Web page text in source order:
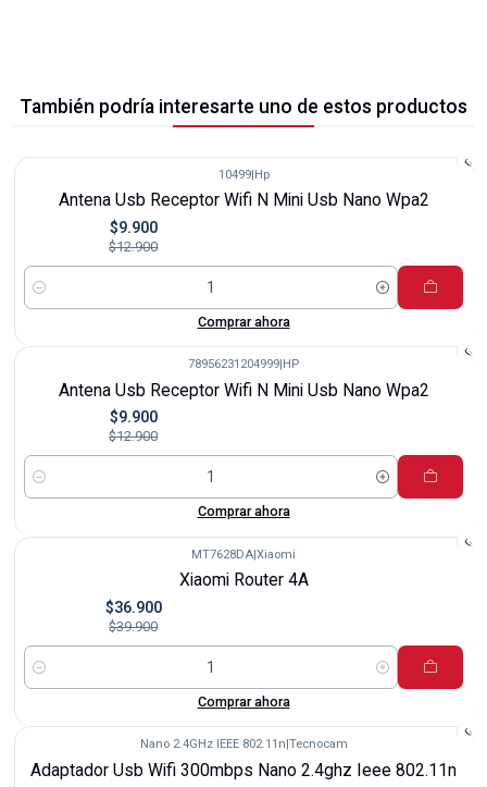
También podría interesarte uno de estos productos
10499|Hp
Antena Usb Receptor Wifi N Mini Usb Nano Wpa2
$9.900
$12.900
Cantidad
Comprar ahora
78956231204999 HP
Antena Usb Receptor Wifi N Mini Usb Nano Wpa2
$9.900
$12.900
Cantidad
Comprar ahora
MT7628DA|Xiaomi
Xiaomi Router 4A
$36.900
$39.900
Cantidad
Comprar ahora
Nano 2.4GHz IEEE 802.11n Tecnocam
Adaptador Usb Wifi 300mbps Nano 2.4ghz Ieee 802.11n